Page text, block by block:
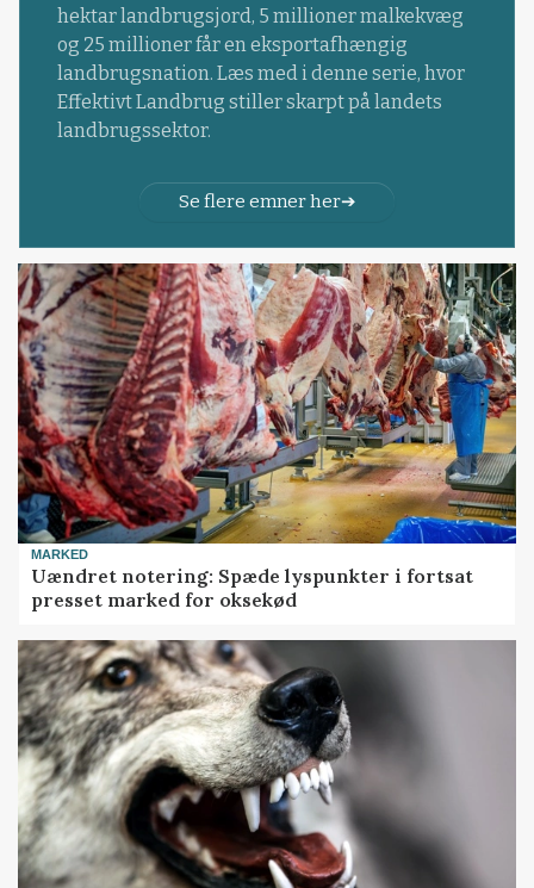
hektar landbrugsjord, 5 millioner malkekvæg
og 25 millioner får en eksportafhængig
landbrugsnation. Læs med i denne serie, hvor
Effektivt Landbrug stiller skarpt på landets
landbrugssektor.
Se flere emner her
MARKED
Uændret notering: Spæde lyspunkter i fortsat
presset marked for oksekød